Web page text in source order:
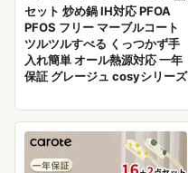
セット 炒め鍋 IH対応 PFOA
PFOS フリー マーブルコート
ツルツルすべる くっつかず手
入れ簡単 オール熱源対応 一年
保証 グレージュ cosyシリーズ